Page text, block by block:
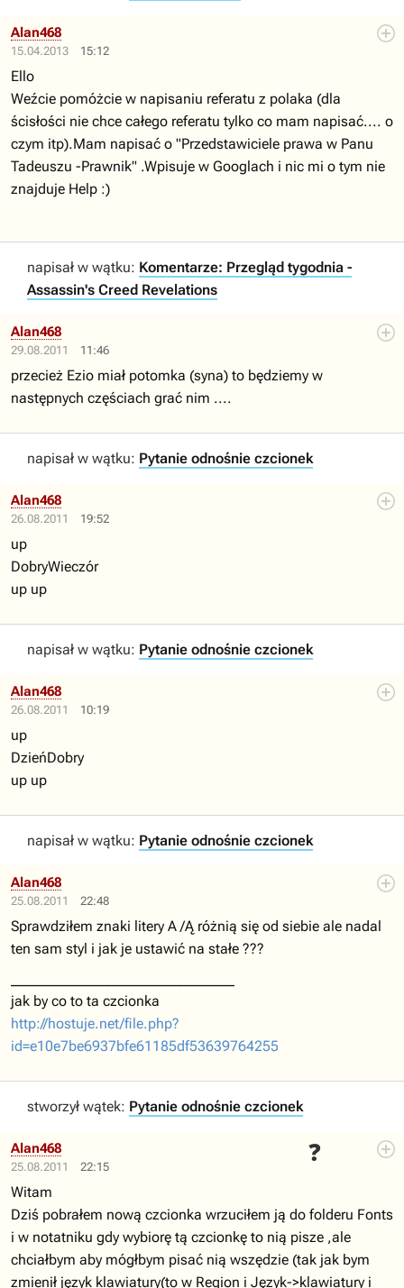
15.04.2013 15:12
Alan468
Ello
Weźcie pomóżcie w napisaniu referatu z polaka (dla
ścisłości nie chce całego referatu tylko co mam napisać.... o
czym itp).Mam napisać o "Przedstawiciele prawa w Panu
Tadeuszu -Prawnik" .Wpisuje w Googlach i nic mi o tym nie
znajduje Help :)
napisał w wątku: Komentarze: Przegląd tygodnia -
Assassin's Creed Revelations
29.08.2011 11:46
Alan468
przecież Ezio miał potomka (syna) to będziemy w
następnych częściach grać nim ....
napisał w wątku: Pytanie odnośnie czcionek
26.08.2011 19:52
Alan468
up
DobryWieczór
up up
napisał w wątku: Pytanie odnośnie czcionek
26.08.2011 10:19
Alan468
up
DzieńDobry
up up
napisał w wątku: Pytanie odnośnie czcionek
25.08.2011 22:48
Alan468
Sprawdziłem znaki litery A /Ą różnią się od siebie ale nadal
ten sam styl i jak je ustawić na stałe ???
jak by co to ta czcionka
http://hostuje.net/file.php?
id=e10e7be6937bfe61185df53639764255
stworzył wątek: Pytanie odnośnie czcionek
25.08.2011 22:15
❓
Alan468
Witam
Dziś pobrałem nową czcionka wrzuciłem ją do folderu Fonts
i w notatniku gdy wybiorę tą czcionkę to nią pisze ,ale
chciałbym aby mógłbym pisać nią wszędzie (tak jak bym
zmienił język klawiatury(to w Region i Język->klawiatury i